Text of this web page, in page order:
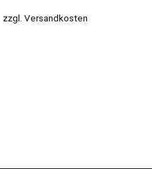
zzgl.Versandkosten